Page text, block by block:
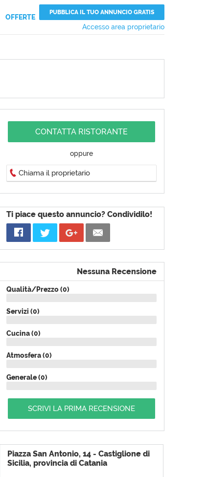
OFFERTE
Accesso area proprietario
PUBBLICA IL TUO ANNUNCIO GRATIS
CONTATTA RISTORANTE
oppure
Chiama il proprietario
Ti piace questo annuncio? Condividilo!
Nessuna Recensione
Qualità/Prezzo (0)
Servizi (0)
Cucina (0)
Atmosfera (0)
Generale (0)
SCRIVI LA PRIMA RECENSIONE
Piazza San Antonio, 14 - Castiglione di
Sicilia, provincia di Catania